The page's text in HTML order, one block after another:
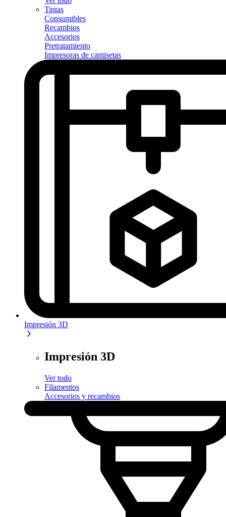
Tintas
Consumibles
Recambios
Accesorios
Pretratamiento
Impresoras de camisetas
Impresión 3D
Impresión 3D
Ver todo
Filamentos
Accesorios y recambios